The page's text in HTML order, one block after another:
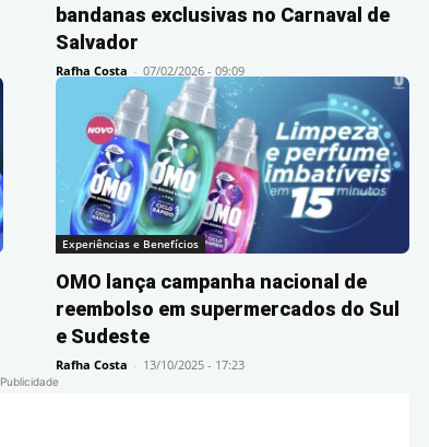
bandanas exclusivas no Carnaval de
Salvador
Rafha Costa - 07/02/2026 - 09:09
Experiências e Benefícios
OMO lança campanha nacional de
reembolso em supermercados do Sul
e Sudeste
Rafha Costa - 13/10/2025 - 17:23
Publicidade